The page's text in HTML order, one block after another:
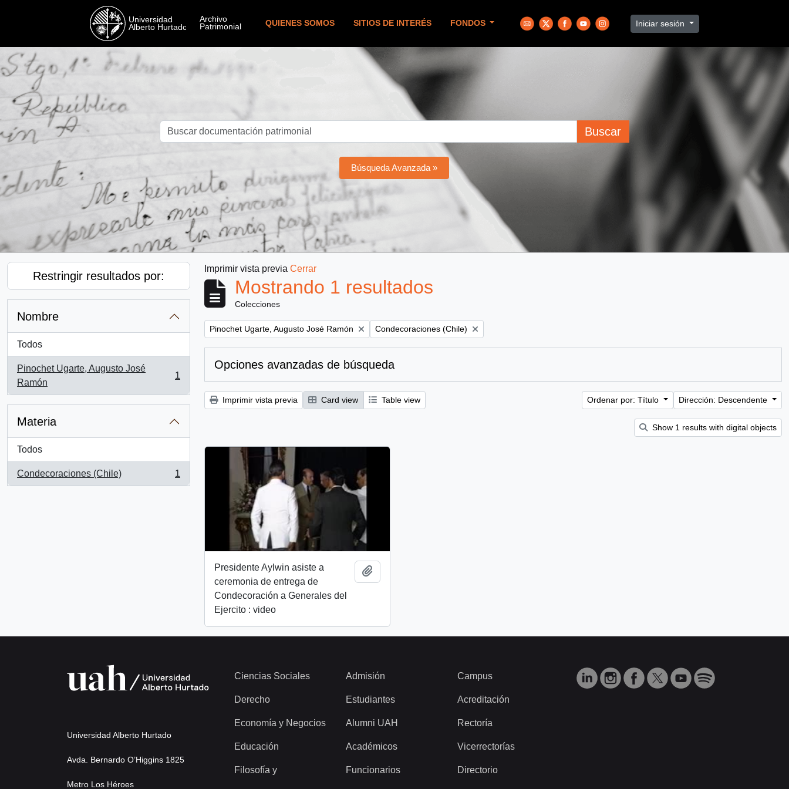
QUIENES SOMOS SITIOS DE INTERÉS FONDOS Iniciar sesión
Buscar
Búsqueda Avanzada »
Restringir resultados por:
Nombre
Todos
Pinochet Ugarte, Augusto José
Ramón
, 1 resultados
1
Materia
Todos
Condecoraciones (Chile)
, 1 resultados
1
Imprimir vista previa Cerrar
Mostrando 1 resultados
Colecciones
Remove filter:
Pinochet Ugarte, Augusto José Ramón Remove filter:
Condecoraciones (Chile)
Opciones avanzadas de búsqueda
Imprimir vista previa Card view Table view Ordenar por: Título Dirección: Descendente
Show 1 results with digital objects
Presidente Aylwin asiste a
ceremonia de entrega de
Condecoración a Generales del
Ejercito : video
Universidad Alberto Hurtado
Avda. Bernardo O’Higgins 1825
Metro Los Héroes
Ciencias Sociales
Derecho
Economía y Negocios
Educación
Filosofía y
Admisión
Estudiantes
Alumni UAH
Académicos
Funcionarios
Campus
Acreditación
Rectoría
Vicerrectorías
Directorio